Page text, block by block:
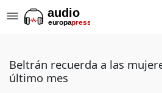
Beltrán recuerda a las
último mes